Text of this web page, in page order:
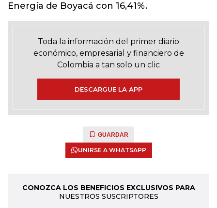
Energía de Boyacá con 16,41%.
Toda la información del primer diario
económico, empresarial y financiero de
Colombia a tan solo un clic
DESCARGUE LA APP
GUARDAR
UNIRSE A WHATSAPP
CONOZCA LOS BENEFICIOS EXCLUSIVOS PARA
NUESTROS SUSCRIPTORES